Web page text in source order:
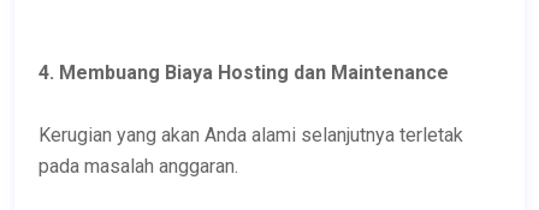
4. Membuang Biaya Hosting dan Maintenance
Kerugian yang akan Anda alami selanjutnya terletak
pada masalah anggaran.